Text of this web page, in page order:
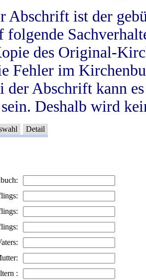
Abschrift ist der
folgende
des Original-
Fehler im
der Abschrift kann
Deshalb wird
Detail
: